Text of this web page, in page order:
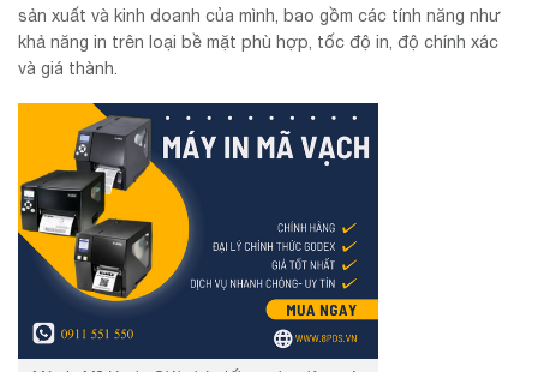
sản xuất và kinh doanh của mình, bao gồm các tính năng như
khả năng in trên loại bề mặt phù hợp, tốc độ in, độ chính xác
và giá thành.